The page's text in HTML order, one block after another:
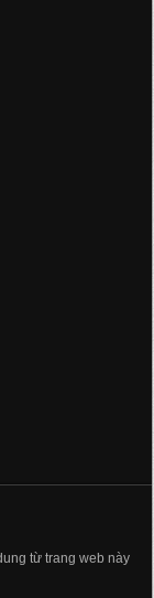
từ trang web này